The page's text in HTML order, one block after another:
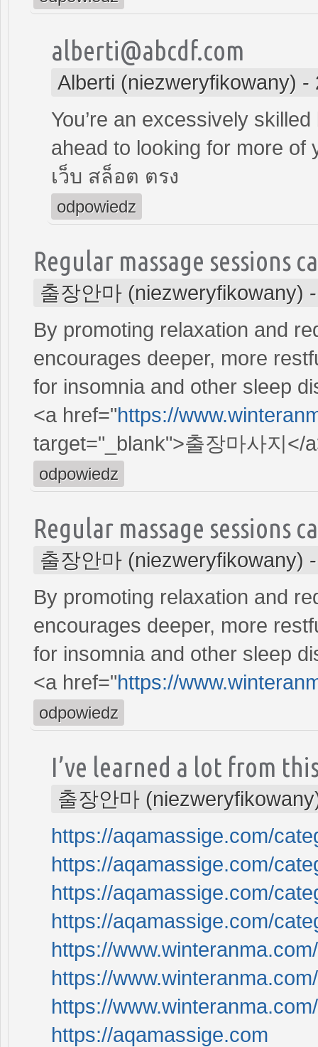
alberti@abcdf.com
Alberti (niezweryfikowany) -
You’re an excessively
ahead to looking for more
เว็บ สล็อต ตรง
odpowiedz
Regular massage sessions
출장안마 (niezweryfikowany)
By promoting relaxation and
encourages deeper, more
for insomnia and other sleep
<a href="https://
target="_blank">출장마사지</
odpowiedz
Regular massage sessions
출장안마 (niezweryfikowany)
By promoting relaxation and
encourages deeper, more
for insomnia and other sleep
<a href="https://
odpowiedz
I’ve learned a lot from
출장안마
https://aqamassige.com/
https://aqamassige.com/
https://aqamassige.com/
https://aqamassige.com/
https://
https://
https://
https://aqamassige.com